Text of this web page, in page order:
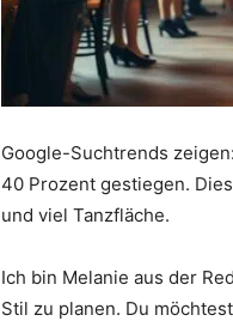
Google-Suchtrends
40 Prozent gestiegen.
und viel Tanzfläche.
Ich bin Melanie aus der
Stil zu planen. Du